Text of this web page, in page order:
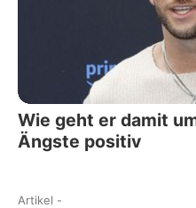
Wie geht er damit
Ängste positiv
Artikel -